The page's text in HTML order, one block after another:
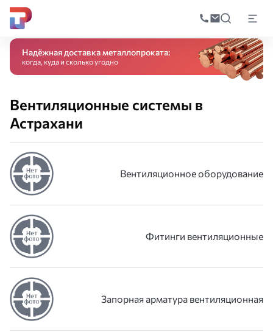
по
Главная
Надёжная доставка металлопроката:
когда, куда и сколько угодно
Вентиляционные системы в
Астрахани
Вентиляционное оборудование
Фитинги вентиляционные
Запорная арматура вентиляционная